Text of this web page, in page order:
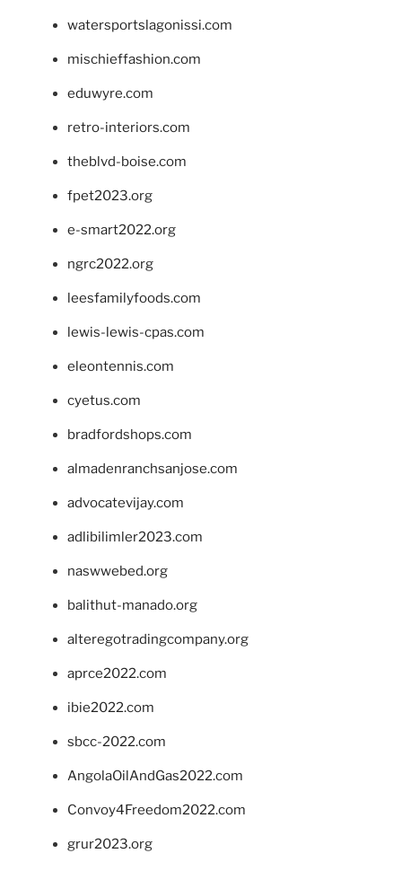
watersportslagonissi.com
mischieffashion.com
eduwyre.com
retro-interiors.com
theblvd-boise.com
fpet2023.org
e-smart2022.org
ngrc2022.org
leesfamilyfoods.com
lewis-lewis-cpas.com
eleontennis.com
cyetus.com
bradfordshops.com
almadenranchsanjose.com
advocatevijay.com
adlibilimler2023.com
naswwebed.org
balithut-manado.org
alteregotradingcompany.org
aprce2022.com
ibie2022.com
sbcc-2022.com
AngolaOilAndGas2022.com
Convoy4Freedom2022.com
grur2023.org